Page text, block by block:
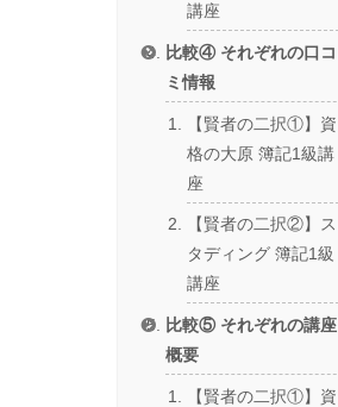
講座
比較④ それぞれの口コ
ミ情報
【賢者の二択①】資
格の大原 簿記1級講
座
【賢者の二択②】ス
タディング 簿記1級
講座
比較⑤ それぞれの講座
概要
【賢者の二択①】資